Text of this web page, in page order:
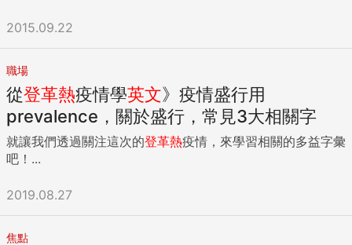
2015.09.22
職場
從登革熱疫情學英文》疫情盛行用
prevalence，關於盛行，常見3大相關字
就讓我們透過關注這次的登革熱疫情，來學習相關的多益字彙
吧！...
2019.08.27
焦點